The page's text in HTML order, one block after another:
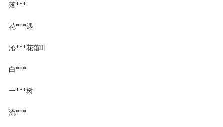
落***
花***遇
沁***花落叶
白***
一***树
流***